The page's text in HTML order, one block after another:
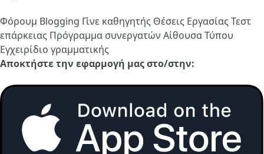
Φόρουμ Blogging Γίνε καθηγητής Θέσεις ΕργασίαςΤεστ
επάρκειας Πρόγραμμα συνεργατών Αίθουσα Τύπου
Εγχειρίδιο γραμματικής
Αποκτήστε την εφαρμογή μας στο/στην: